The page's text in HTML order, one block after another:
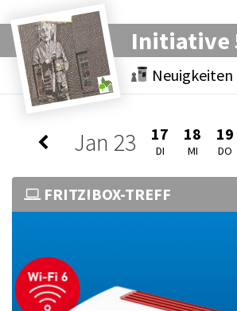
Initiative
Neuigkeiten
Jan 23 17
DI
18
MI
19
DO
FRITZ!BOX-TREFF